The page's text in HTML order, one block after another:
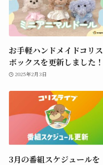
お手軽ハンドメイドコリス
ボックスを更新しました！
2025年2月3日
3月の番組スケジュールを